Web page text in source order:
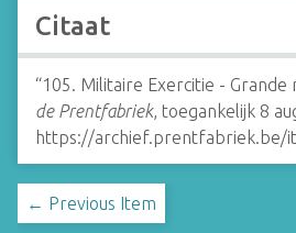
Citaat
“105. Militaire Exercitie - Grande
de Prentfabriek, toegankelijk 8
https://archief.prentfabriek.be/
← Previous Item